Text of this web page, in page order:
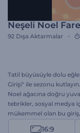
Neşeli Noel
92 Dışa Aktarmalar
Tatil büyüsüyle dolu
Girişi" ile sezonu
Noel ağacına doğru
tebrikler, sosyal medya
mükemmel olan bu
Logonuzu yükleyin,
16:9